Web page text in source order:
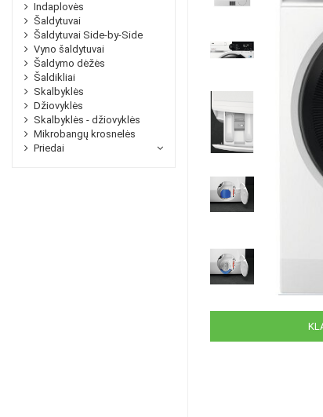
Indaplovės
Šaldytuvai
Šaldytuvai Side-by-Side
Vyno šaldytuvai
Šaldymo dėžės
Šaldikliai
Skalbyklės
Džiovyklės
Skalbyklės - džiovyklės
Mikrobangų krosnelės
Priedai